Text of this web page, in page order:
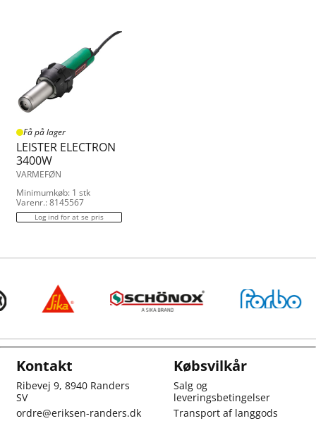
Få på lager
LEISTER ELECTRON
3400W
VARMEFØN
Minimumkøb: 1 stk
Varenr.: 8145567
Log ind for at se pris
Kontakt
Ribevej 9, 8940 Randers
SV
ordre@eriksen-randers.dk
Købsvilkår
Salg og
leveringsbetingelser
Transport af langgods